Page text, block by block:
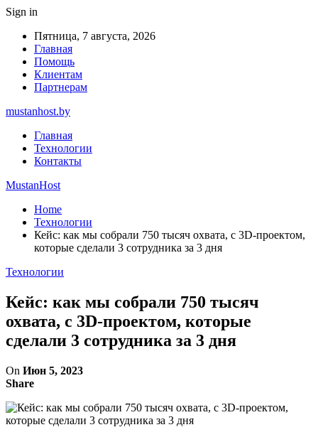
Sign in
Пятница, 7 августа, 2026
Главная
Помощь
Клиентам
Партнерам
mustanhost.by
Главная
Технологии
Контакты
MustanHost
Home
Технологии
Кейс: как мы собрали 750 тысяч охвата, с 3D-проектом,
которые сделали 3 сотрудника за 3 дня
Технологии
Кейс: как мы собрали 750 тысяч
охвата, с 3D-проектом, которые
сделали 3 сотрудника за 3 дня
On Июн 5, 2023
Share